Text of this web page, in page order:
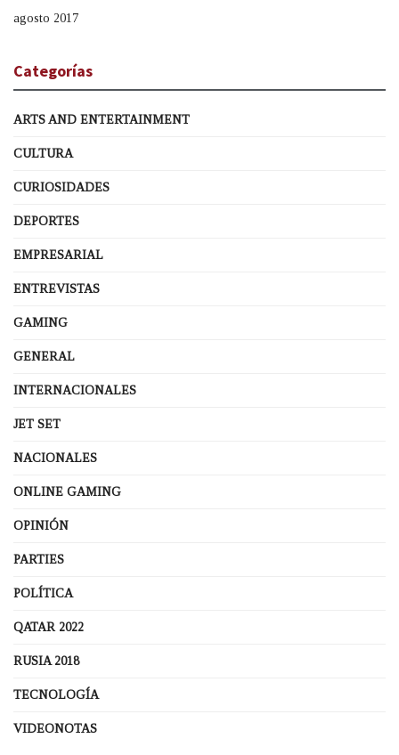
agosto 2017
Categorías
ARTS AND ENTERTAINMENT
CULTURA
CURIOSIDADES
DEPORTES
EMPRESARIAL
ENTREVISTAS
GAMING
GENERAL
INTERNACIONALES
JET SET
NACIONALES
ONLINE GAMING
OPINIÓN
PARTIES
POLÍTICA
QATAR 2022
RUSIA 2018
TECNOLOGÍA
VIDEONOTAS